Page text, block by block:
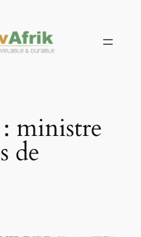
ministre
de